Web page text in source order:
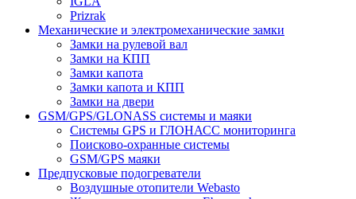
Prizrak
Механические и электромеханические замки
Замки на рулевой вал
Замки на КПП
Замки капота
Замки капота и КПП
Замки на двери
GSM/GPS/GLONASS системы и маяки
Системы GPS и ГЛОНАСС мониторинга
Поисково-охранные системы
GSM/GPS маяки
Предпусковые подогреватели
Воздушные отопители Webasto